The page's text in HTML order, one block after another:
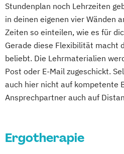
Fintech
Gartenbau General
Gerontologie
Gesundheits- und
Gesundheitspsychologie
Gesundheitspädagogik
Growth Hacking for
Heilpädagogik
Logopädie
Mechatronik
Medical Fitness &
Medizinalfachberufe
Naturheilkunde und
Heilverfahren
Osteopathie i.V.
Pharmamanagement und
Prozess- und
Stundenplan noch Lehrzeiten
in deinen eigenen vier Wänden
Zeiten so einteilen, wie es für
Gerade diese Flexibilität macht
beliebt. Die Lehrmaterialien
Post oder E-Mail zugeschickt.
auch hier nicht auf kompetente
Ansprechpartner auch auf
Ergotherapie